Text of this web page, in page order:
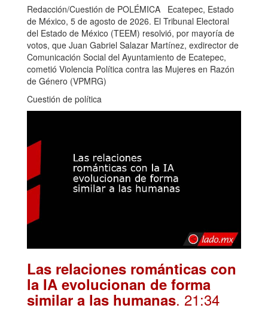
Redacción/Cuestión de POLÉMICA Ecatepec, Estado
de México, 5 de agosto de 2026. El Tribunal Electoral
del Estado de México (TEEM) resolvió, por mayoría de
votos, que Juan Gabriel Salazar Martínez, exdirector de
Comunicación Social del Ayuntamiento de Ecatepec,
cometió Violencia Política contra las Mujeres en Razón
de Género (VPMRG)
Cuestión de política
Las relaciones románticas con
la IA evolucionan de forma
similar a las humanas. 21:34